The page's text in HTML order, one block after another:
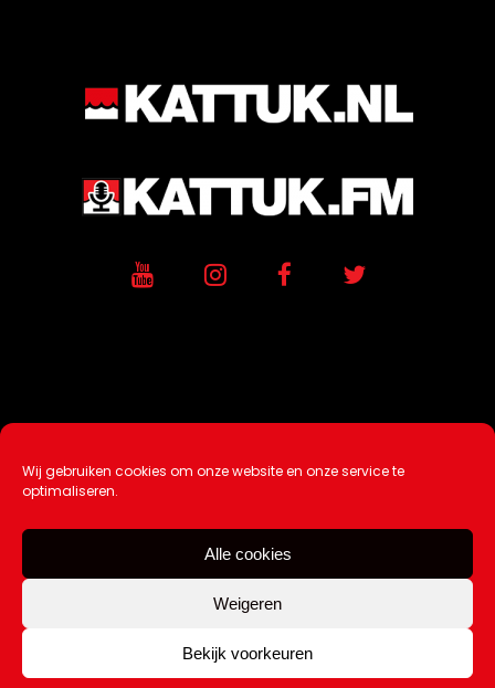
Wij gebruiken cookies om onze website en onze service te
optimaliseren.
Alle cookies
Weigeren
Bekijk voorkeuren
Ontwikkeling / Hosting doorAtSea
Over Ons |Tip de redactie
Contact
Copyright Kattuk.nl 2003-2026